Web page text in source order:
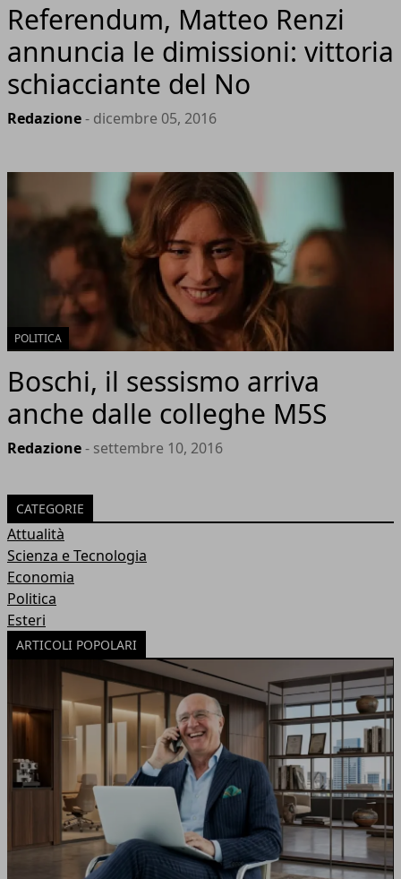
Referendum, Matteo Renzi
annuncia le dimissioni: vittoria
schiacciante del No
Redazione- dicembre 05, 2016
POLITICA
Boschi, il sessismo arriva
anche dalle colleghe M5S
Redazione- settembre 10, 2016
CATEGORIE
Attualità
Scienza e Tecnologia
Economia
Politica
Esteri
ARTICOLI POPOLARI